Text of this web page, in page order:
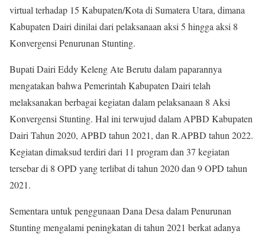
virtual terhadap 15 Kabupaten/Kota di Sumatera Utara, dimana
Kabupaten Dairi dinilai dari pelaksanaan aksi 5 hingga aksi 8
Konvergensi Penurunan Stunting.
Bupati Dairi Eddy Keleng Ate Berutu dalam paparannya
mengatakan bahwa Pemerintah Kabupaten Dairi telah
melaksanakan berbagai kegiatan dalam pelaksanaan 8 Aksi
Konvergensi Stunting. Hal ini terwujud dalam APBD Kabupaten
Dairi Tahun 2020, APBD tahun 2021, dan R.APBD tahun 2022.
Kegiatan dimaksud terdiri dari 11 program dan 37 kegiatan
tersebar di 8 OPD yang terlibat di tahun 2020 dan 9 OPD tahun
2021.
Sementara untuk penggunaan Dana Desa dalam Penurunan
Stunting mengalami peningkatan di tahun 2021 berkat adanya